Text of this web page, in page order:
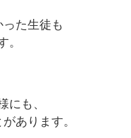
た生徒も
。
にも、
あります。